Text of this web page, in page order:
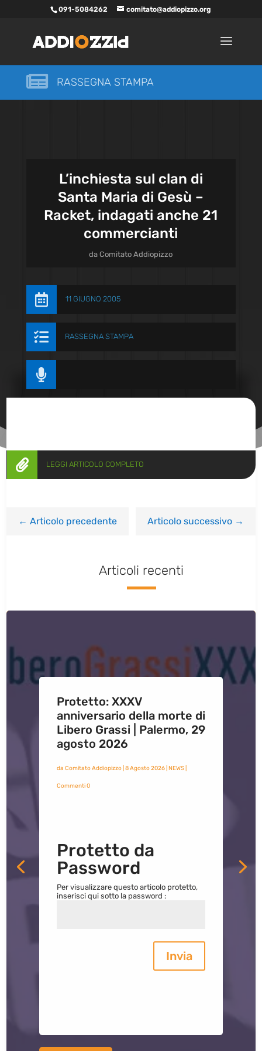
091-5084262 comitato@addiopizzo.org
 RASSEGNA STAMPA
L’inchiesta sul clan di
Santa Maria di Gesù –
Racket, indagati anche 21
commercianti
daComitato Addiopizzo
 11 GIUGNO 2005
 RASSEGNA STAMPA

 LEGGI ARTICOLO COMPLETO
←Articolo precedente Articolo successivo→
Articoli recenti
Protetto: XXXV
anniversario della morte di
Libero Grassi | Palermo, 29
agosto 2026
da Comitato Addiopizzo| 8 Agosto 2026| NEWS|
Commenti 0
Protetto da
Password
Per visualizzare questo articolo protetto,
inserisci qui sotto la password :
Invia